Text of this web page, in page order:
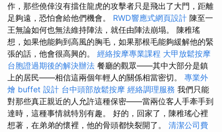
作，那些僥倖沒有擋住龍虎的攻擊者只是飛出了大門，距離
足夠遠，恐怕會給他們機會。 RWD響應式網頁設計 陳至一
王無論如何也無法維持陣法，就任由陣法崩塌。 陳稚瑤
想，如果他能夠到高風的胸毛，如果那根毛能夠緩解他的緊
張的話，他會很高興的。 經絡按摩專業課程 大甲放鬆按摩
台胞證過期後的解決辦法 餐廳的觀眾——其中大部分是鎮
上的居民——相信這兩個年輕人的關係相當密切。 專業外
燴 buffet 設計 台中頭部放鬆按摩 經絡調理服務 我們只能
對那些真正親近的人允許這種保密——當兩位客人手牽手到
達時，這種事情就特別有趣。 好的，回家了，陳稚瑤心裡
想著，在弟弟的懷裡，他的骨頭都快裂開了。 清潔公司費